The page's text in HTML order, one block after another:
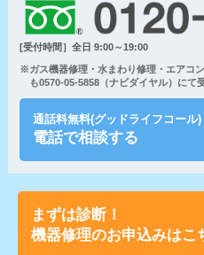
[受付時間］全日 9:00～19:00
※ガス機器修理・水まわり修理・エアコ
も0570-05-5858（ナビダイヤル）にて
通話料無料(グッドライフコール)
電話で相談する
まずは診断！
機器修理のお申込みはこ